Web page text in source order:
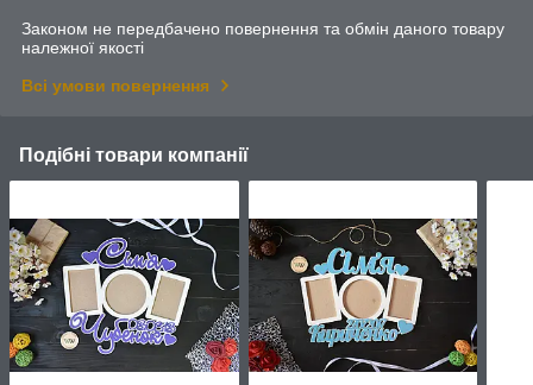
Законом не передбачено повернення та обмін даного товару
належної якості
Всі умови повернення
Подібні товари компанії